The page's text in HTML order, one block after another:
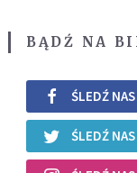
BĄDŹ NA
ŚLEDŹ
ŚLEDŹ